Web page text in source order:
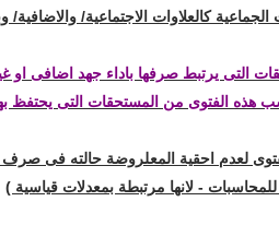
كالعلاوات الاجتماعية/ والاضافية/
التى يرتبط صرفها باداء جهد اضافى
هذه الفتوى من المستحقات التى يحتفظ
لعدم احقية المعلروضة حالته فى صرف
للمحاسبات - لانها مرتبطة بمعدلات قياسية )